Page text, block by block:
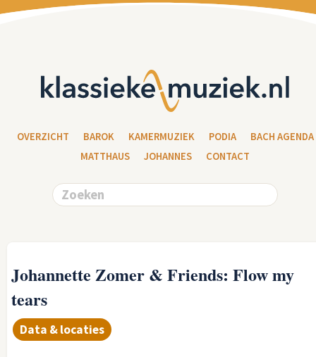
OVERZICHT BAROK KAMERMUZIEK PODIA
BACH AGENDA
MATTHAUS
JOHANNES CONTACT
Johannette Zomer & Friends: Flow my
tears
Data & locaties